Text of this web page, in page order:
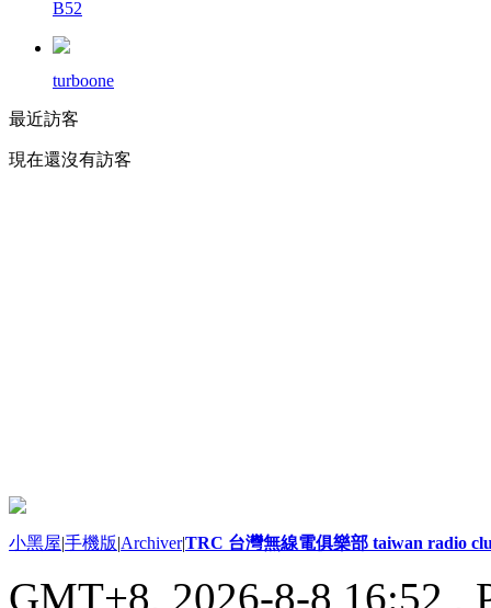
B52
turboone
最近訪客
現在還沒有訪客
小黑屋|手機版|Archiver|TRC 台灣無線電俱樂部 taiwan radio
GMT+8, 2026-8-8 16:52 ,